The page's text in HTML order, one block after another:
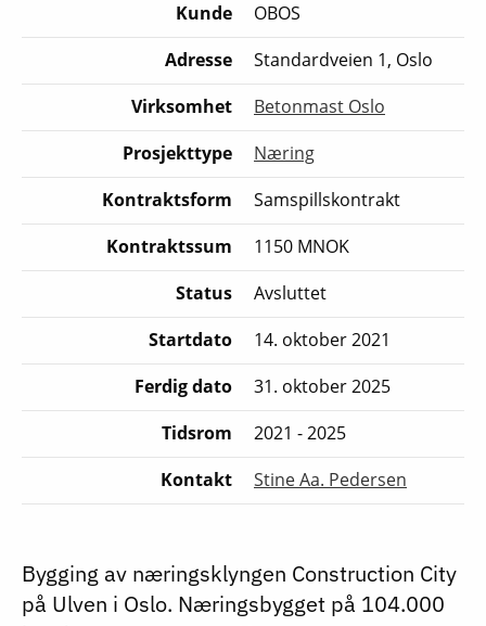
Kunde
OBOS
Adresse
Standardveien 1, Oslo
Virksomhet
Betonmast Oslo
Prosjekttype
Næring
Kontraktsform
Samspillskontrakt
Kontraktssum
1150 MNOK
Status
Avsluttet
Startdato
14. oktober 2021
Ferdig dato
31. oktober 2025
Tidsrom
2021 - 2025
Kontakt
Stine Aa. Pedersen
Bygging av næringsklyngen Construction City
på Ulven i Oslo. Næringsbygget på 104.000